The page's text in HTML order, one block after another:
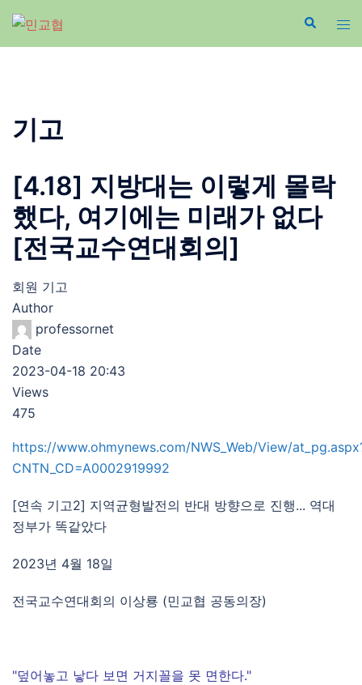
Skip
content
기고
[4.18] 지방대는 이렇게 몰락
했다, 여기에는 미래가 없다
[전국교수연대회의]
회원 기고
Author
professornet
Date
2023-04-18 20:43
Views
475
https://www.ohmynews.com/NWS_Web/View/
CNTN_CD=A0002919992
[연속 기고2] 지역균형발전의 반대 방향으로 진행... 역대
정부가 똑같았다
2023년 4월 18일
전국교수연대회의 이상룡 (민교협 공동의장)
"덮어놓고 낳다 보면 거지꼴을 못 면한다."